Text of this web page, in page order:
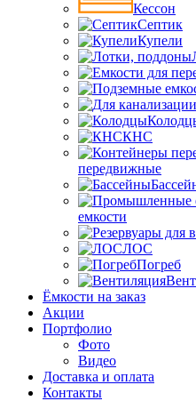
Кессон
Септик
Купели
КНС
передвижные
емкости
ЛОС
Погреб
Ёмкости на заказ
Акции
Портфолио
Фото
Видео
Доставка и оплата
Контакты